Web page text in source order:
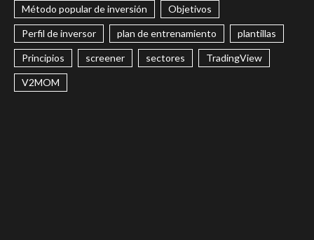
Método popular de inversión Objetivos
Perfil de inversor plan de entrenamiento plantillas
Principios screener sectores TradingView
V2MOM